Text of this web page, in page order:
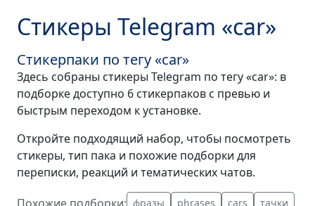
Стикеры Telegram «car»
Стикерпаки по тегу «car»
Здесь собраны стикеры Telegram по тегу «car»: в
подборке доступно 6 стикерпаков с превью и
быстрым переходом к установке.
Откройте подходящий набор, чтобы посмотреть
стикеры, тип пака и похожие подборки для
переписки, реакций и тематических чатов.
Похожие подборки: фразы phrases cars
тачки